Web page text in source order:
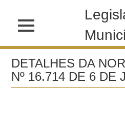
DETALHES DA
Nº 16.714 DE 6 DE